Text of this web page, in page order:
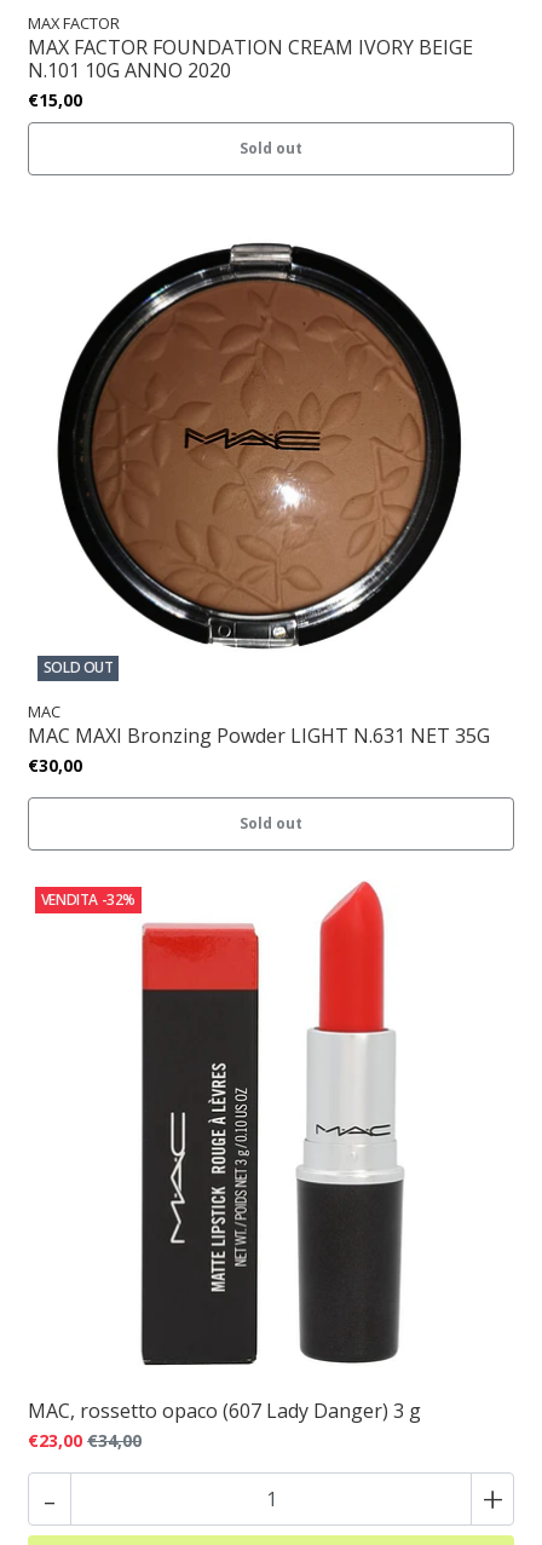
MAX FACTOR
MAX FACTOR FOUNDATION CREAM IVORY BEIGE
N.101 10G ANNO 2020
€15,00
Sold out
SOLD OUT
MAC
MAC MAXI Bronzing Powder LIGHT N.631 NET 35G
€30,00
Sold out
VENDITA -32%
MAC, rossetto opaco (607 Lady Danger) 3 g
€23,00 €34,00
- +